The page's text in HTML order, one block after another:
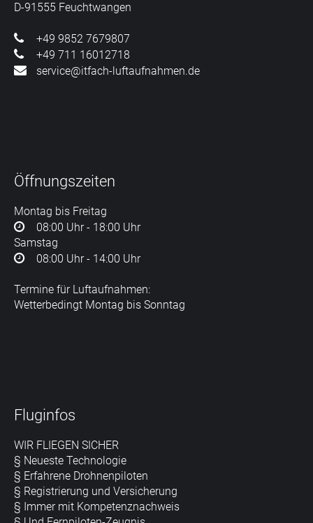
D-91555 Feuchtwangen
+49 9852 7679807
+49 711 16012718
service@itfach-luftaufnahmen.de
Öffnungszeiten
Montag bis Freitag
08:00 Uhr - 18:00 Uhr
Samstag
08:00 Uhr - 14:00 Uhr
Termine für Luftaufnahmen:
Wetterbedingt Montag bis Sonntag
Fluginfos
WIR FLIEGEN SICHER
§ Neueste Technologie
§ Erfahrene Drohnenpiloten
§ Registrierung und Versicherung
§ Immer mit Kompetenznachweis